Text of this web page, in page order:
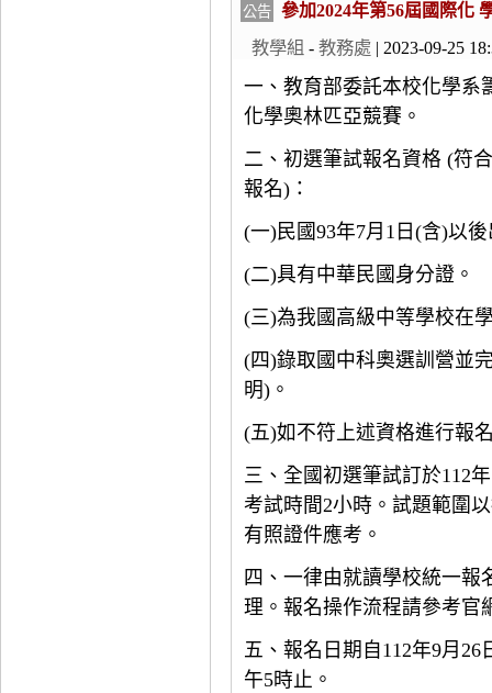
公告 參加2024年第56屆國際化
教學組 - 教務處 | 2023-09-25
一、教育部委託本校化學系
化學奧林匹亞競賽。
二、初選筆試報名資格 (符
報名)：
(一)民國93年7月1日(含)以
(二)具有中華民國身分證。
(三)為我國高級中等學校在
(四)錄取國中科奧選訓營並
明)。
(五)如不符上述資格進行報
三、全國初選筆試訂於112
考試時間2小時。試題範圍
有照證件應考。
四、一律由就讀學校統一報
理。報名操作流程請參考官
五、報名日期自112年9月26
午5時止。